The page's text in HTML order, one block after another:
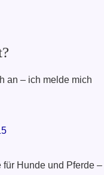
an – ich melde mich
Hunde und Pferde –